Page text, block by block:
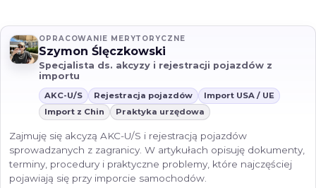
OPRACOWANIE MERYTORYCZNE
Szymon Ślęczkowski
Specjalista ds. akcyzy i rejestracji pojazdów z
importu
AKC-U/S Rejestracja pojazdów
Import USA / UE
Import z Chin
Praktyka urzędowa
Zajmuję się akcyzą AKC-U/S i rejestracją pojazdów
sprowadzanych z zagranicy. W artykułach opisuję dokumenty,
terminy, procedury i praktyczne problemy, które najczęściej
pojawiają się przy imporcie samochodów.